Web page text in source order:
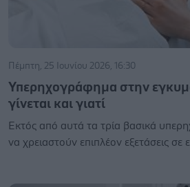
Πέμπτη, 25 Ιουνίου 2026, 16:30
Υπερηχογράφημα στην
γίνεται και γιατί
Εκτός από αυτά τα τρία βασικά
να χρειαστούν επιπλέον εξετάσεις σε